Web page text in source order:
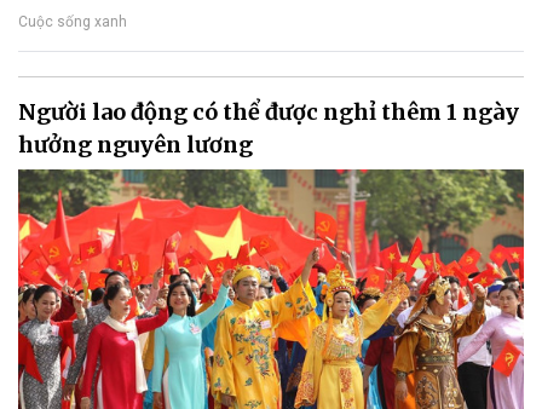
Cuộc sống xanh
Người lao động có thể được nghỉ thêm 1 ngày
hưởng nguyên lương